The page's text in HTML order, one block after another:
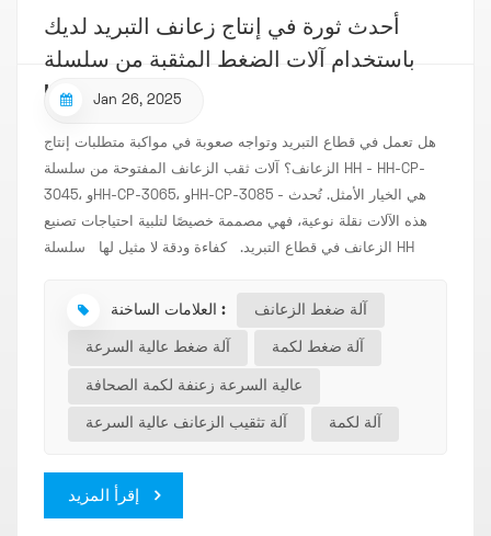
أحدث ثورة في إنتاج زعانف التبريد لديك
باستخدام آلات الضغط المثقبة من سلسلة
HH
Jan 26, 2025
هل تعمل في قطاع التبريد وتواجه صعوبة في مواكبة متطلبات إنتاج
الزعانف؟ آلات ثقب الزعانف المفتوحة من سلسلة HH - HH-CP-
3045، وHH-CP-3065، وHH-CP-3085 - هي الخيار الأمثل. تُحدث
هذه الآلات نقلة نوعية، فهي مصممة خصيصًا لتلبية احتياجات تصنيع
الزعانف في قطاع التبريد. كفاءة ودقة لا مثيل لها سلسلة HH
سواء كنت تُنتج زعانف للثلاجات الصغيرة أو أنظمة التبريد الصناعية
الكبيرة، تُقدم هذه الآلات نتائج متسقة وعالية الجودة. يتيح لك نظام
تحويل التردد لسرعة المضيف ضبطًا سلسًا، مما يُحسّن عملية الإنتاج
وفقًا لاحتياجاتك الخاصة. هل تحتاج إلى سرعة أبطأ للتصاميم
احتياجاتك. بناء قوي وميزات متقدمة صُممت ماكينات الثقب هذه
لأن استثمارك محمي. في حال حدوث أي تحميل زائد غير متوقع،
العلامات الساخنة : آلة ضغط الزعانف
آلة ضغط عالية السرعة آلة ضغط لكمة
عالية السرعة زعنفة لكمة الصحافة
آلة تثقيب الزعانف عالية السرعة آلة لكمة
إقرأ المزيد